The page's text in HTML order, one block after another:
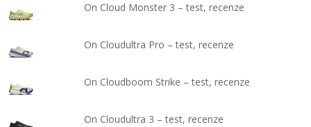
On Cloud Monster 3 – test, recenze
On Cloudultra Pro – test, recenze
On Cloudboom Strike – test, recenze
On Cloudultra 3 – test, recenze